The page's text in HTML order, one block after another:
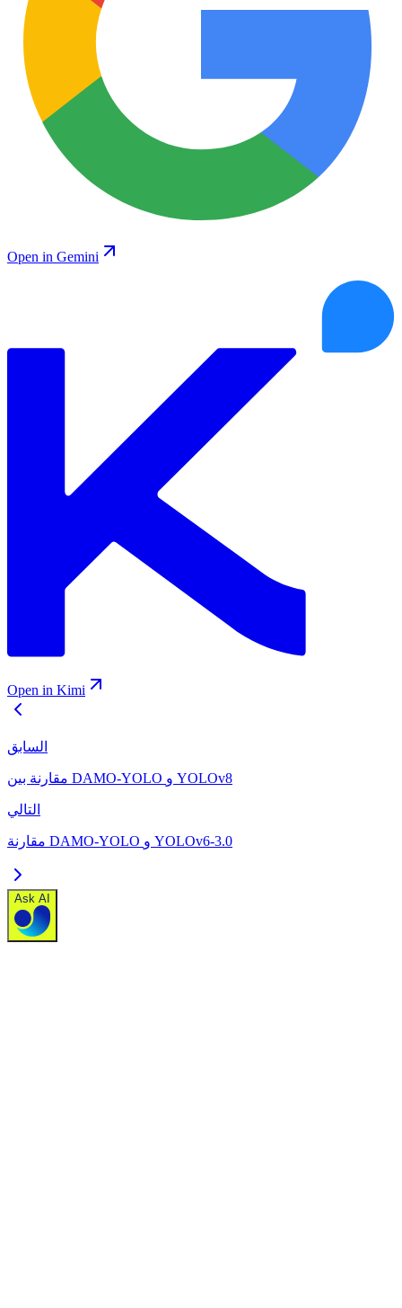
Open in Gemini
Open in Kimi
السابق
مقارنة بين DAMO-YOLO و YOLOv8
التالي
مقارنة DAMO-YOLO و YOLOv6-3.0
Ask AI